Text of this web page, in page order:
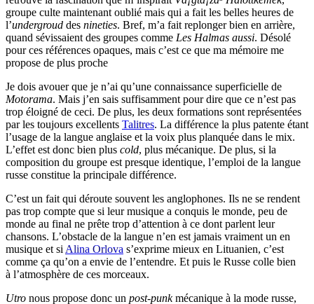
groupe culte maintenant oublié mais qui a fait les belles heures de
l’undergroud des nineties. Bref, m’a fait replonger bien en arrière,
quand sévissaient des groupes comme Les Halmas aussi. Désolé
pour ces références opaques, mais c’est ce que ma mémoire me
propose de plus proche
Je dois avouer que je n’ai qu’une connaissance superficielle de
Motorama. Mais j’en sais suffisamment pour dire que ce n’est pas
trop éloigné de ceci. De plus, les deux formations sont représentées
par les toujours excellents Talitres. La différence la plus patente étant
l’usage de la langue anglaise et la voix plus planquée dans le mix.
L’effet est donc bien plus cold, plus mécanique. De plus, si la
composition du groupe est presque identique, l’emploi de la langue
russe constitue la principale différence.
C’est un fait qui déroute souvent les anglophones. Ils ne se rendent
pas trop compte que si leur musique a conquis le monde, peu de
monde au final ne prête trop d’attention à ce dont parlent leur
chansons. L’obstacle de la langue n’en est jamais vraiment un en
musique et si Alina Orlova s’exprime mieux en Lituanien, c’est
comme ça qu’on a envie de l’entendre. Et puis le Russe colle bien
à l’atmosphère de ces morceaux.
Utro nous propose donc un post-punkmécanique à la mode russe,